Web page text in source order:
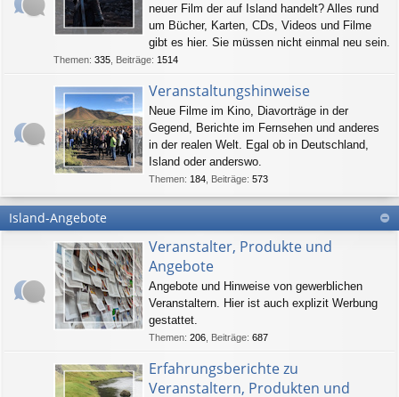
neuer Film der auf Island handelt? Alles rund
um Bücher, Karten, CDs, Videos und Filme
gibt es hier. Sie müssen nicht einmal neu sein.
Themen: 335 Beiträge: 1514
Veranstaltungshinweise
Neue Filme im Kino, Diavorträge in der
Gegend, Berichte im Fernsehen und anderes
in der realen Welt. Egal ob in Deutschland,
Island oder anderswo.
Themen: 184 Beiträge: 573
Island-Angebote
Veranstalter, Produkte und
Angebote
Angebote und Hinweise von gewerblichen
Veranstaltern. Hier ist auch explizit Werbung
gestattet.
Themen: 206 Beiträge: 687
Erfahrungsberichte zu
Veranstaltern, Produkten und